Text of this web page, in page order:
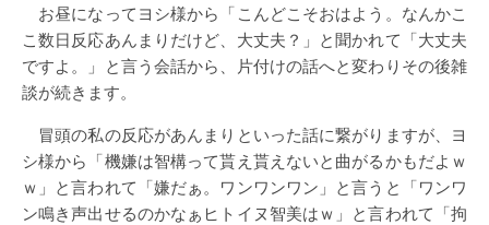
お昼になってヨシ様から「こんどこそおはよう。なんかこ
こ数日反応あんまりだけど、大丈夫？」と聞かれて「大丈夫
ですよ。」と言う会話から、片付けの話へと変わりその後雑
談が続きます。
冒頭の私の反応があんまりといった話に繋がりますが、ヨ
シ様から「機嫌は智構って貰え貰えないと曲がるかもだよｗ
ｗ」と言われて「嫌だぁ。ワンワンワン」と言うと「ワンワ
ン鳴き声出せるのかなぁヒトイヌ智美はｗ」と言われて「拘